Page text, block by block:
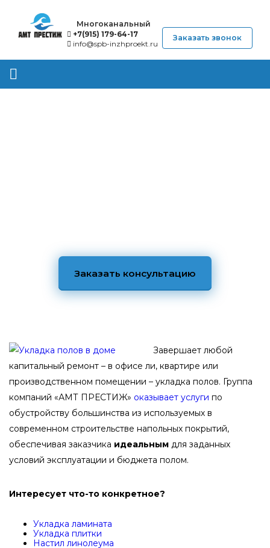
Заказать звонок
Многоканальный
+7(915) 179-64-17
info@spb-inzhproekt.ru
Заказать консультацию
Завершает любой
капитальный ремонт – в офисе ли, квартире или
производственном помещении – укладка полов. Группа
компаний «АМТ ПРЕСТИЖ» оказывает услуги по
обустройству большинства из используемых в
современном строительстве напольных покрытий,
обеспечивая заказчика идеальным для заданных
условий эксплуатации и бюджета полом.
Интересует что-то конкретное?
Укладка ламината
Укладка плитки
Настил линолеума